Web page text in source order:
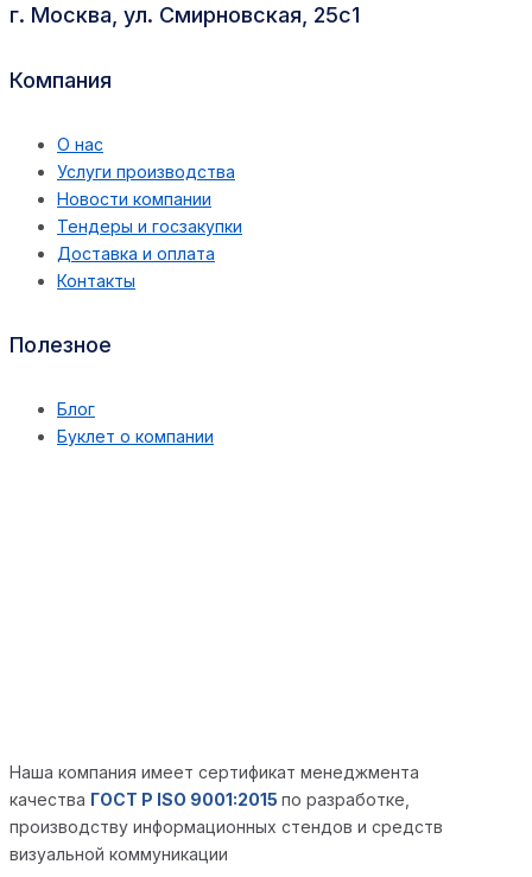
г. Москва, ул. Смирновская, 25с1
Компания
О нас
Услуги производства
Новости компании
Тендеры и госзакупки
Доставка и оплата
Контакты
Полезное
Блог
Буклет о компании
Наша компания имеет сертификат менеджмента
качества ГОСТ Р ISO 9001:2015 по разработке,
производству информационных стендов и средств
визуальной коммуникации